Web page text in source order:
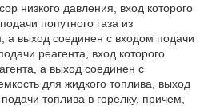
низкого давления, вход которого
попутного газа из
выход соединен с входом подачи
реагента, вход которого
а выход соединен с
для жидкого топлива, выход
топлива в горелку, причем,